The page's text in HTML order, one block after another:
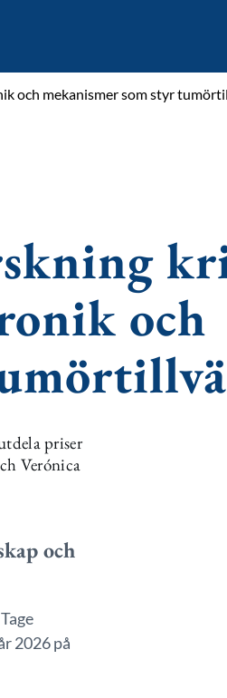
och mekanismer som styr
och
priser
Verónica
och
2026 på